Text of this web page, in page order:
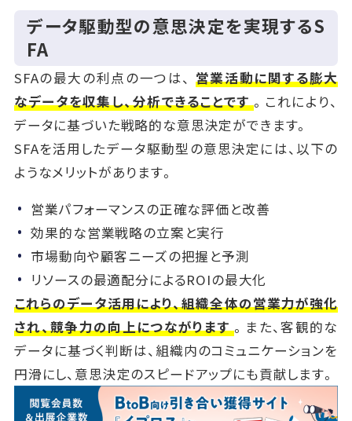
データ駆動型の意思決定を実現するS
FA
SFAの最大の利点の一つは、 営業活動に関する膨大
なデータを収集し、分析できることです。これにより、
データに基づいた戦略的な意思決定ができます。
SFAを活用したデータ駆動型の意思決定には、以下の
ようなメリットがあります。
営業パフォーマンスの正確な評価と改善
効果的な営業戦略の立案と実行
市場動向や顧客ニーズの把握と予測
リソースの最適配分によるROIの最大化
これらのデータ活用により、組織全体の営業力が強化
され、競争力の向上につながります。また、客観的な
データに基づく判断は、組織内のコミュニケーションを
円滑にし、意思決定のスピードアップにも貢献します。